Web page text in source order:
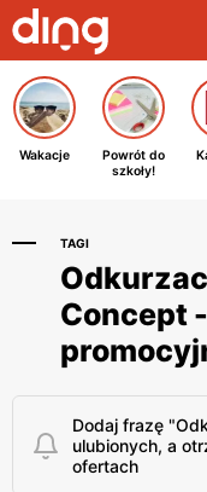
Wakacje
Powrót do
szkoły!
TAGI
Concept
Dodaj frazę
ulubionych, a
ofertach